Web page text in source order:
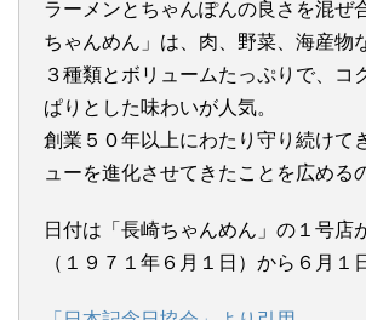
ラーメンとちゃんぽんの良さを混ぜ
ちゃんめん」は、肉、野菜、海産物
３種類とボリュームたっぷりで、コ
ぱりとした味わいが人気。
創業５０年以上にわたり守り続けて
ューを進化させてきたことを広める
日付は「長崎ちゃんめん」の１号店
（１９７１年６月１日）から６月１